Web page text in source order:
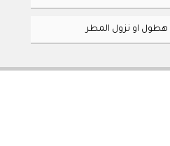
هطول او نزول المطر